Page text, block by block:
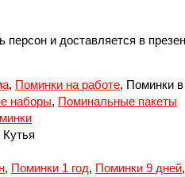
и доставляется в
, Поминки на работе, Поминки
наборы, Поминальные пакеты
, Поминки 1 год, Поминки 9 дней,